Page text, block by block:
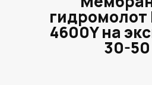
гидромолот
4600Y на
30-50